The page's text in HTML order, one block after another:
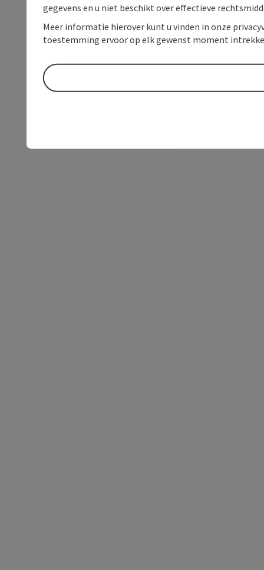
gegevens en u niet beschikt over effectieve
Meer informatie hierover kunt u vinden in onze
toestemming ervoor op elk gewenst moment